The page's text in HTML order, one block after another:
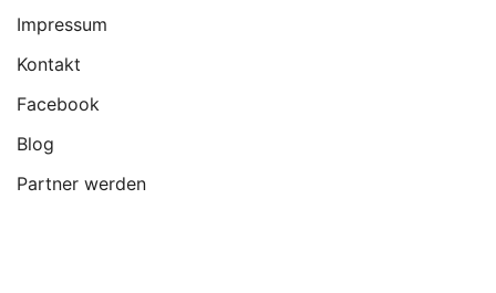
Impressum
Kontakt
Facebook
Blog
Partner werden